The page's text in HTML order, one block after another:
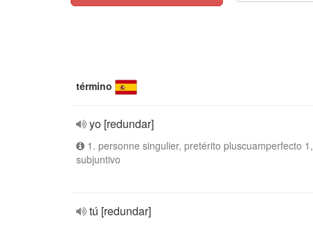
término
yo [redundar]
1. personne singulier, pretérito pluscuamperfecto 1,
subjuntivo
tú [redundar]